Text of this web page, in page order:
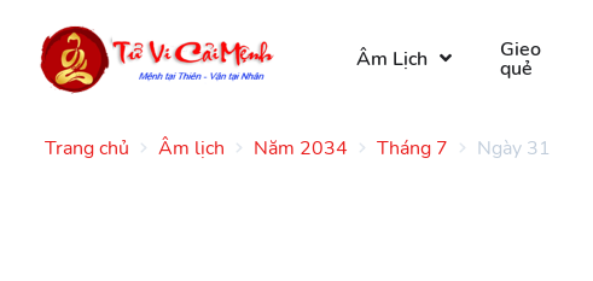
Âm Lịch Gieo
quẻ
Trang chủ Âm lịch Năm 2034 Tháng 7 Ngày 31